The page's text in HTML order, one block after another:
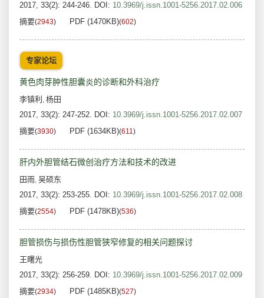
2017, 33(2): 244-246. DOI: 10.3969/j.issn.1001-5256.2017.02.006
摘要(2943) PDF (1470KB)(602)
专家论坛
黄色肉芽肿性胆囊炎的诊断和外科治疗
李镇利 , 杨田
2017, 33(2): 247-252. DOI: 10.3969/j.issn.1001-5256.2017.02.007
摘要(3930) PDF (1634KB)(611)
肝内外胆管结石微创治疗方法和技术的改进
田雨, 吴硕东
2017, 33(2): 253-255. DOI: 10.3969/j.issn.1001-5256.2017.02.008
摘要(2554) PDF (1478KB)(536)
胆管损伤与损伤性胆管狭窄修复的相关问题探讨
王曙光
2017, 33(2): 256-259. DOI: 10.3969/j.issn.1001-5256.2017.02.009
摘要(2934) PDF (1485KB)(527)